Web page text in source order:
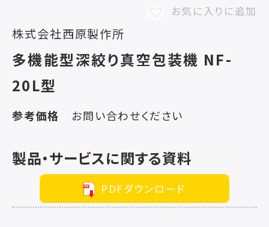
お気に入りに追加
株式会社西原製作所
多機能型深絞り真空包装機 NF-
20L型
参考価格 お問い合わせください
製品・サービスに関する資料
PDFダウンロード